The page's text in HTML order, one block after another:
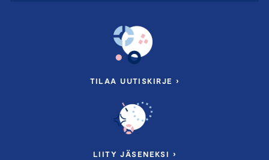
TILAA UUTISKIRJE ›
LIITY JÄSENEKSI ›